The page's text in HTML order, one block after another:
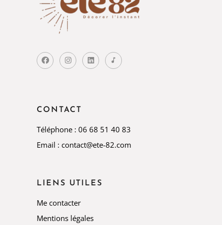
CONTACT
Téléphone : 06 68 51 40 83
Email : contact@ete-82.com
LIENS UTILES
Me contacter
Mentions légales